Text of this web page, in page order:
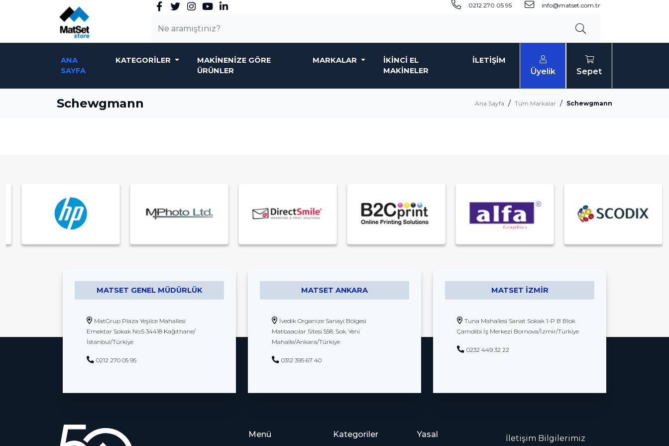
0212 270 05 95 info@matset.com.tr
ANA
SAYFA
KATEGORILER
MAKINENIZE GÖRE
ÜRÜNLER
MARKALAR
İKINCI EL
MAKINELER
İLETIŞIM
Üyelik Sepet
Schewgmann Ana Sayfa Tüm Markalar Schewgmann
MATSET GENEL MÜDÜRLÜK
MatGrup Plaza Yeşilce Mahallesi
Emektar Sokak No:5 34418 Kağıthane/
İstanbul/Türkiye
0212 270 05 95
MATSET ANKARA
İvedik Organize Sanayi Bölgesi
Matbaacılar Sitesi 558. Sok. Yeni
Mahalle/Ankara/Türkiye
0312 395 67 40
MATSET İZMIR
Tuna Mahallesi Sanat Sokak 1-P B Blok
Çamdibi İş Merkezi Bornova/İzmir/Türkiye
0232 449 32 22
Menü Kategoriler Yasal İletişim Bilgilerimiz